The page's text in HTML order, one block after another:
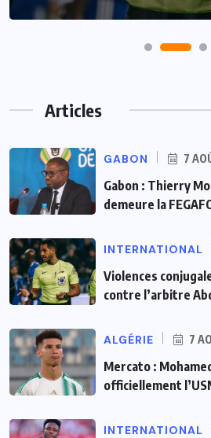
Articles
GABON 7
Gabon : Thierry
demeure la
INTERNATIONAL
Violences
contre l’arbitre
ALGÉRIE 7
Mercato :
officiellement
INTERNATIONAL